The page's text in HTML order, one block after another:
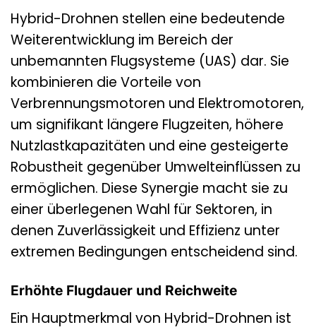
Hybrid-Drohnen stellen eine bedeutende
Weiterentwicklung im Bereich der
unbemannten Flugsysteme (UAS) dar. Sie
kombinieren die Vorteile von
Verbrennungsmotoren und Elektromotoren,
um signifikant längere Flugzeiten, höhere
Nutzlastkapazitäten und eine gesteigerte
Robustheit gegenüber Umwelteinflüssen zu
ermöglichen. Diese Synergie macht sie zu
einer überlegenen Wahl für Sektoren, in
denen Zuverlässigkeit und Effizienz unter
extremen Bedingungen entscheidend sind.
Erhöhte Flugdauer und Reichweite
Ein Hauptmerkmal von Hybrid-Drohnen ist